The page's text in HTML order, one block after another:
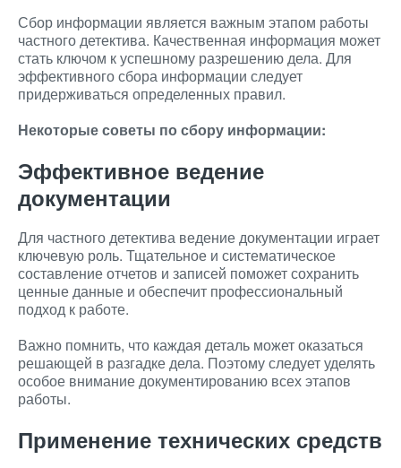
Сбор информации является важным этапом работы
частного детектива. Качественная информация может
стать ключом к успешному разрешению дела. Для
эффективного сбора информации следует
придерживаться определенных правил.
Некоторые советы по сбору информации:
Эффективное ведение
документации
Для частного детектива ведение документации играет
ключевую роль. Тщательное и систематическое
составление отчетов и записей поможет сохранить
ценные данные и обеспечит профессиональный
подход к работе.
Важно помнить, что каждая деталь может оказаться
решающей в разгадке дела. Поэтому следует уделять
особое внимание документированию всех этапов
работы.
Применение технических средств